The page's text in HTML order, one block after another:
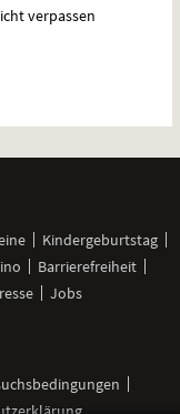
verpassen
Kindergeburtstag
Barrierefreiheit
Jobs